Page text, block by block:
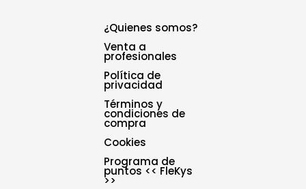
¿Quienes somos?
Venta a
profesionales
Política de
privacidad
Términos y
condiciones de
compra
Cookies
Programa de
puntos << FleKys
>>